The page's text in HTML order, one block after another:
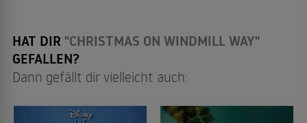
HAT DIR "CHRISTMAS ON WINDMILL WAY"
GEFALLEN?
Dann gefällt dir vielleicht auch: